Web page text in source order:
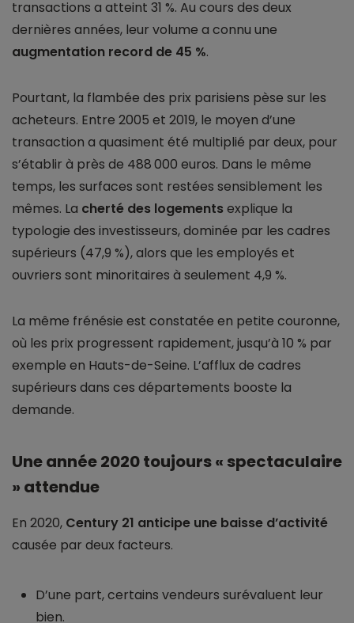
transactions a atteint 31 %. Au cours des deux
dernières années, leur volume a connu une
augmentation record de 45 %.
Pourtant, la flambée des prix parisiens pèse sur les
acheteurs. Entre 2005 et 2019, le moyen d’une
transaction a quasiment été multiplié par deux, pour
s’établir à près de 488 000 euros. Dans le même
temps, les surfaces sont restées sensiblement les
mêmes. La cherté des logementsexplique la
typologie des investisseurs, dominée par les cadres
supérieurs (47,9 %), alors que les employés et
ouvriers sont minoritaires à seulement 4,9 %.
La même frénésie est constatée en petite couronne,
où les prix progressent rapidement, jusqu’à 10 % par
exemple en Hauts-de-Seine. L’afflux de cadres
supérieurs dans ces départements booste la
demande.
Une année 2020 toujours « spectaculaire
» attendue
En 2020, Century 21 anticipe une baisse d’activité
causée par deux facteurs.
D’une part, certains vendeurs surévaluent leur
bien.